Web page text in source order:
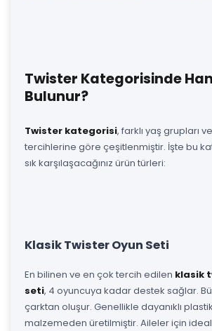
Twister Kategorisinde
Bulunur?
Twister kategorisi, farklı yaş grupları
tercihlerine göre çeşitlenmiştir. İşte bu
sık karşılaşacağınız ürün türleri:
Klasik Twister Oyun Seti
En bilinen ve en çok tercih edilen klasik
seti, 4 oyuncuya kadar destek sağlar.
çarktan oluşur. Genellikle dayanıklı
malzemeden üretilmiştir. Aileler için